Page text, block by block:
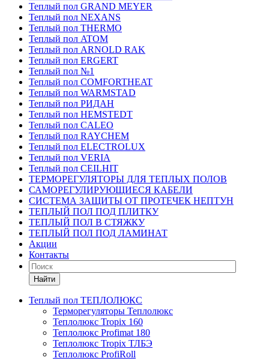
Теплый пол GRAND MEYER
Теплый пол NEXANS
Теплый пол THERMO
Теплый пол ATOM
Теплый пол ARNOLD RAK
Теплый пол ERGERT
Теплый пол №1
Теплый пол COMFORTHEAT
Теплый пол WARMSTAD
Теплый пол РИДАН
Теплый пол HEMSTEDT
Теплый пол CALEO
Теплый пол RAYCHEM
Теплый пол ELECTROLUX
Теплый пол VERIA
Теплый пол CEILHIT
ТЕРМОРЕГУЛЯТОРЫ ДЛЯ ТЕПЛЫХ ПОЛОВ
САМОРЕГУЛИРУЮЩИЕСЯ КАБЕЛИ
СИСТЕМА ЗАЩИТЫ ОТ ПРОТЕЧЕК НЕПТУН
ТЕПЛЫЙ ПОЛ ПОД ПЛИТКУ
ТЕПЛЫЙ ПОЛ В СТЯЖКУ
ТЕПЛЫЙ ПОЛ ПОД ЛАМИНАТ
Акции
Контакты
Найти
Теплый пол ТЕПЛОЛЮКС
Терморегуляторы Теплолюкс
Теплолюкс Tropix 160
Теплолюкс Profimat 180
Теплолюкс Tropix ТЛБЭ
Теплолюкс ProfiRoll